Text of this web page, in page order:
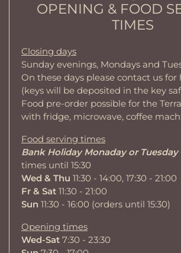
OPENING & FOOD
TIMES
Closing days
Sunday evenings, Mondays and
On these days please contact us
(keys will be deposited in the key
Food pre-order possible for the
with fridge, microwave, coffee
Food serving times
Bank Holiday Monaday or Tuesday
times until 15:30
Wed & Thu 11:30 - 14:00, 17:30 - 21:00
Fr & Sat 11:30 - 21:00
Sun 11:30 - 16:00 (orders until 15:30)
Opening times
Wed-Sat 7:30 - 23:30